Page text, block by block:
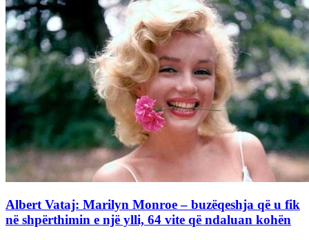
Albert Vataj: Marilyn Monroe – buzëqeshja që u fik
në shpërthimin e një ylli, 64 vite që ndaluan kohën